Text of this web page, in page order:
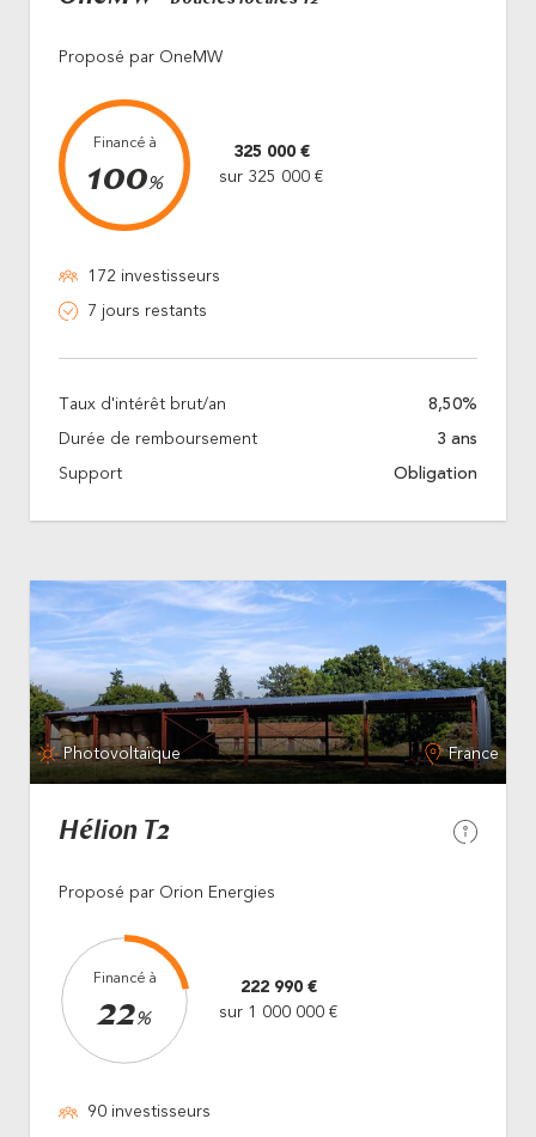
Proposé par OneMW
Financé à
100%
325 000 €
sur 325 000 €
172 investisseurs
7 jours restants
Taux d'intérêt brut/an 8,50%
Durée de remboursement 3 ans
Support Obligation
Photovoltaïque France
Hélion T2
Proposé par Orion Energies
Financé à
22%
222 990 €
sur 1 000 000 €
90 investisseurs